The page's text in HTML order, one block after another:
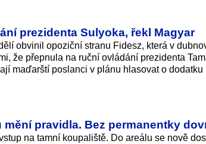
prezidenta Sulyoka, řekl Magyar
obvinil opoziční stranu Fidesz, která v
že přepnula na ruční ovládání prezidenta
maďarští poslanci v plánu hlasovat o dodatku
pravidla. Bez permanentky
na tamní koupaliště. Do areálu se nově